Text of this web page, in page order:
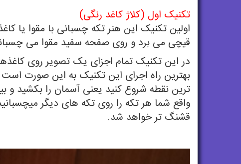
تکنيک اول (کلاژ کاغد رنگی)
اولین تکنیک این هنر تکه چسبانی با مقوا یا
قیچی می برد و روی صفحه سفید مقوا می
در این تکنیک تمام اجزای یک تصویر روی
بهترین راه اجرای این تکنیک به این صورت
ترین نقطه شروع کنید یعنی آسمان را بکشید و
واقع شما هر تکه را روی تکه های دیگر
قشنگ تر خواهد شد.